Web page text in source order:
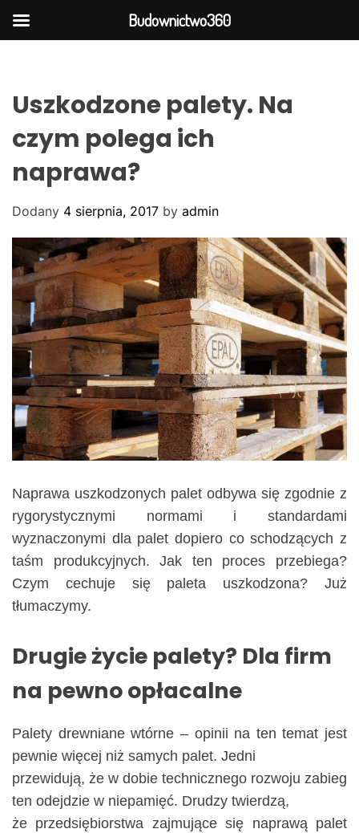
Uszkodzone palety. Na
czym polega ich
naprawa?
Dodany 4 sierpnia, 2017 by admin
Naprawa uszkodzonych palet odbywa się zgodnie z
rygorystycznymi normami i standardami
wyznaczonymi dla palet dopiero co schodzących z
taśm produkcyjnych. Jak ten proces przebiega?
Czym cechuje się paleta uszkodzona? Już
tłumaczymy.
Drugie życie palety? Dla firm
na pewno opłacalne
Palety drewniane wtórne – opinii na ten temat jest
pewnie więcej niż samych palet. Jedni
przewidują, że w dobie technicznego rozwoju zabieg
ten odejdzie w niepamięć. Drudzy twierdzą,
że przedsiębiorstwa zajmujące się naprawą palet
Budownictwo360